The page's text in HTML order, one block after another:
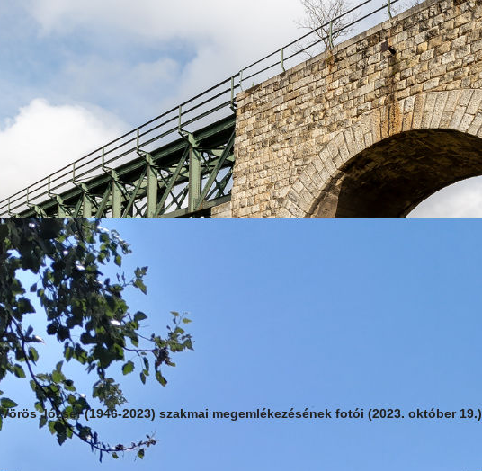
Vörös József (1946-2023) szakmai megemlékezésének fotói (2023. október 19.)